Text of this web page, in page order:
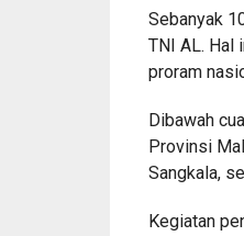
Sebanyak
TNI AL. Hal
proram
Dibawah
Provinsi
Sangkala,
Kegiatan